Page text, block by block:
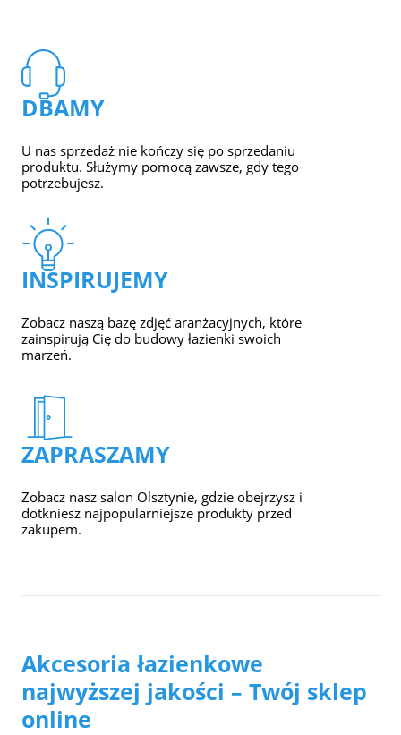
DBAMY
U nas sprzedaż nie kończy się po sprzedaniu
produktu. Służymy pomocą zawsze, gdy tego
potrzebujesz.
INSPIRUJEMY
Zobacz naszą bazę zdjęć aranżacyjnych, które
zainspirują Cię do budowy łazienki swoich
marzeń.
ZAPRASZAMY
Zobacz nasz salon Olsztynie, gdzie obejrzysz i
dotkniesz najpopularniejsze produkty przed
zakupem.
Akcesoria łazienkowe
najwyższej jakości – Twój sklep
online